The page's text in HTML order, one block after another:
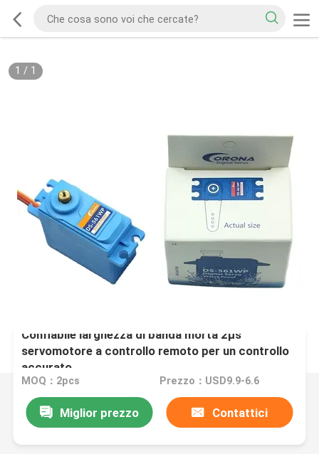
1 / 1
Confiabile larghezza di banda morta 2μs
servomotore a controllo remoto per un controllo
accurato
MOQ：2pcs Prezzo：USD9.9-6.6
Miglior prezzo Contattici